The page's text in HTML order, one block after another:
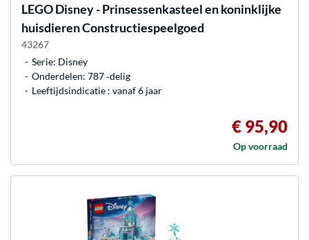
LEGODisney - Prinsessenkasteel en koninklijke
huisdieren Constructiespeelgoed
43267
Serie: Disney
Onderdelen: 787 ‐delig
Leeftijdsindicatie : vanaf 6 jaar
€ 95,90
Op voorraad